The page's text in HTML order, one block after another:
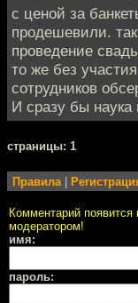
с ценой за
продешевили.
проведение
то же без
сотрудников
И сразу бы наука
cтраницы: 1
Правила|
Комментарий появится
модератором!
имя:
пароль: